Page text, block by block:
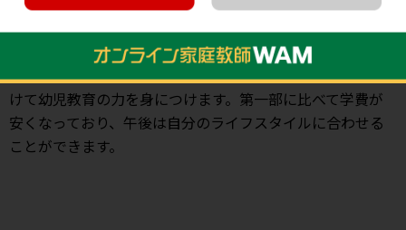
【幼児教育学科第三部】
午前のみのゆとりある授業スケジュールのもと、3年間をか
けて幼児教育の力を身につけます。第一部に比べて学費が
安くなっており、午後は自分のライフスタイルに合わせる
ことができます。